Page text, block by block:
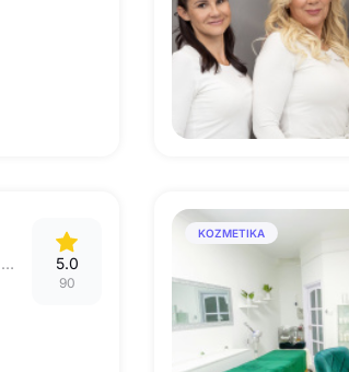
5600 Békéscsaba, Irányi utca 4-6. (Nagy Imre tér) 5.0
90
KOZMETIKA